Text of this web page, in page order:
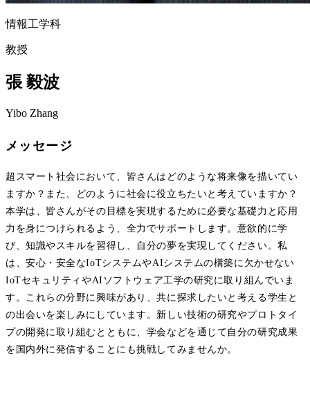
情報工学科
教授
張 毅波
Yibo Zhang
メッセージ
超スマート社会において、皆さんはどのような将来像を描いてい
ますか？また、どのように社会に役立ちたいと考えていますか？
本学は、皆さんがその目標を実現するために必要な基礎力と応用
力を身につけられるよう、全力でサポートします。意欲的に学
び、知識やスキルを習得し、自分の夢を実現してください。私
は、安心・安全なIoTシステムやAIシステムの構築に欠かせない
IoTセキュリティやAIソフトウェア工学の研究に取り組んでいま
す。これらの分野に興味があり、共に探求したいと考える学生と
の出会いを楽しみにしています。新しい技術の研究やプロトタイ
プの開発に取り組むとともに、学会などを通じて自分の研究成果
を国内外に発信することにも挑戦してみませんか。